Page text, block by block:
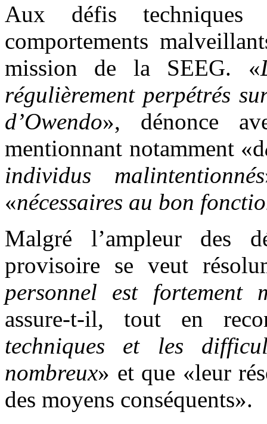
Aux défis techniques
comportements
mission de la SEEG. «
régulièrement perpétrés
d’Owendo», dénonce
mentionnant notamment «d
individus malintentionnés
«nécessaires au bon
Malgré l’ampleur des
provisoire se veut
personnel est
assure-t-il, tout en
techniques et les
nombreux» et que «leur
des moyens conséquents».